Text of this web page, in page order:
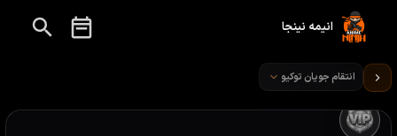
انیمه نینجا
تماشای انیمه انتقام جویان توکیو قسمت 9
انتقام جویان توکیو